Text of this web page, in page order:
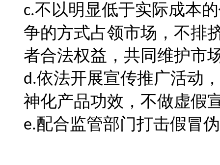
c.不以明显低于实际成本
争的方式占领市场，不排
者合法权益，共同维护市
d.依法开展宣传推广活动
神化产品功效，不做虚假
e.配合监管部门打击假冒